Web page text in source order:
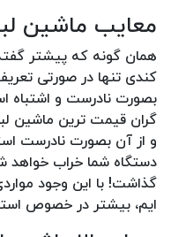
معایب ماشین
همان گونه که پیشتر
کندی تنها در صورتی
بصورت نادرست و اشتباه
گران قیمت ترین ماشین
و از آن بصورت نادرست
دستگاه شما خراب خواهد
گذاشت! با این وجود
ایم، بیشتر در خصوص